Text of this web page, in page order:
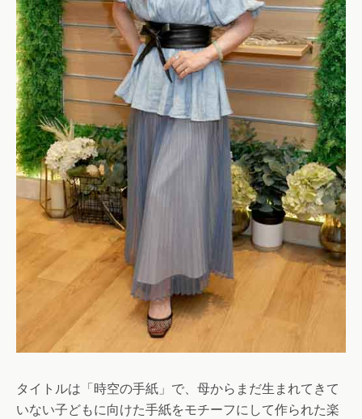
タイトルは「時空の手紙」で、母からまだ生まれてきて
いない子どもに向けた手紙をモチーフにして作られた楽